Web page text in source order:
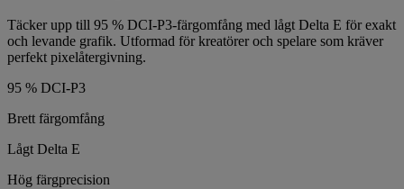
Täcker upp till 95 % DCI-P3-färgomfång med lågt Delta E för exakt
och levande grafik. Utformad för kreatörer och spelare som kräver
perfekt pixelåtergivning.
95 % DCI-P3
Brett färgomfång
Lågt Delta E
Hög färgprecision